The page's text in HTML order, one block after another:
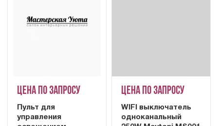
Цена по запросу
Пульт для
управления
Цена по запросу
WIFI выключатель
одноканальный